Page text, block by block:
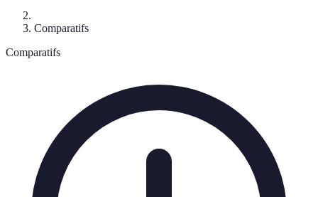
Comparatifs
Comparatifs